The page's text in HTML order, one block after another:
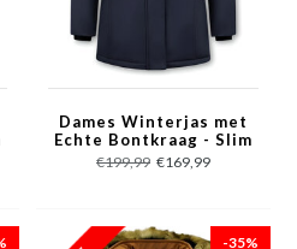
Dames Winterjas met
Echte Bontkraag - Slim
Fit - Blauw
€199,99 €169,99
-35%